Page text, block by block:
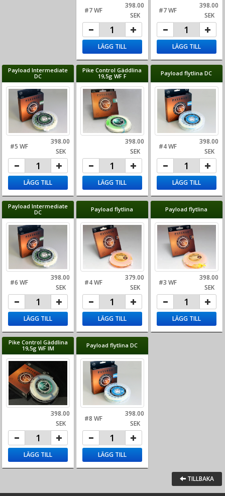
#7 WF
398.00
SEK
LÄGG TILL
#7 WF
398.00
SEK
LÄGG TILL
Payload Intermediate
DC
#5 WF
398.00
SEK
LÄGG TILL
Pike Control Gäddlina
19,5g WF F
398.00
SEK
LÄGG TILL
Payload flytlina DC
#4 WF
398.00
SEK
LÄGG TILL
Payload Intermediate
DC
#6 WF
398.00
SEK
LÄGG TILL
Payload flytlina
#4 WF
379.00
SEK
LÄGG TILL
Payload flytlina
#3 WF
398.00
SEK
LÄGG TILL
Pike Control Gäddlina
19,5g WF IM
398.00
SEK
LÄGG TILL
Payload flytlina DC
#8 WF
398.00
SEK
LÄGG TILL
TILLBAKA